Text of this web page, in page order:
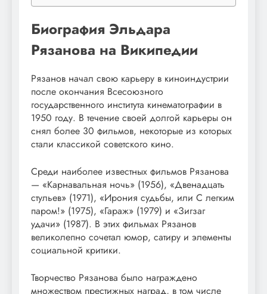
Биография Эльдара
Рязанова на Википедии
Рязанов начал свою карьеру в киноиндустрии
после окончания Всесоюзного
государственного института кинематографии в
1950 году. В течение своей долгой карьеры он
снял более 30 фильмов, некоторые из которых
стали классикой советского кино.
Среди наиболее известных фильмов Рязанова
— «Карнавальная ночь» (1956), «Двенадцать
стульев» (1971), «Ирония судьбы, или С легким
паром!» (1975), «Гараж» (1979) и «Зигзаг
удачи» (1987). В этих фильмах Рязанов
великолепно сочетал юмор, сатиру и элементы
социальной критики.
Творчество Рязанова было награждено
множеством престижных наград, в том числе